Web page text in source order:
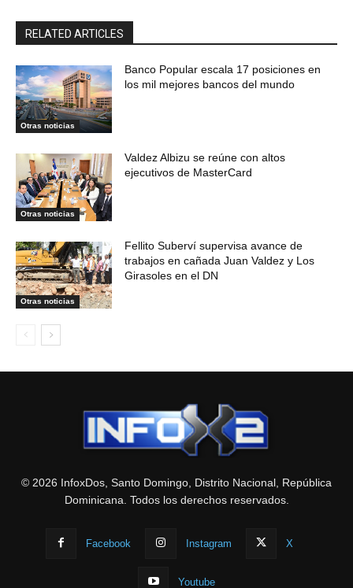
RELATED ARTICLES
Otras noticias
Banco Popular escala 17 posiciones en
los mil mejores bancos del mundo
Otras noticias
Valdez Albizu se reúne con altos
ejecutivos de MasterCard
Otras noticias
Fellito Suberví supervisa avance de
trabajos en cañada Juan Valdez y Los
Girasoles en el DN
© 2026 InfoxDos, Santo Domingo, Distrito Nacional, República
Dominicana. Todos los derechos reservados.
Facebook Instagram X
Youtube